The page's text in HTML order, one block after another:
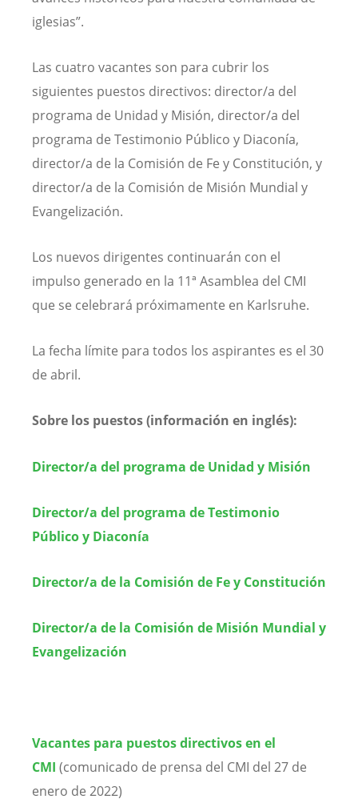
iglesias”.
Las cuatro vacantes son para cubrir los
siguientes puestos directivos: director/a del
programa de Unidad y Misión, director/a del
programa de Testimonio Público y Diaconía,
director/a de la Comisión de Fe y Constitución, y
director/a de la Comisión de Misión Mundial y
Evangelización.
Los nuevos dirigentes continuarán con el
impulso generado en la 11ª Asamblea del CMI
que se celebrará próximamente en Karlsruhe.
La fecha límite para todos los aspirantes es el 30
de abril.
Sobre los puestos (información en inglés):
Director/a del programa de Unidad y Misión
Director/a del programa de Testimonio
Público y Diaconía
Director/a de la Comisión de Fe y Constitución
Director/a de la Comisión de Misión Mundial y
Evangelización
Vacantes para puestos directivos en el
CMI (comunicado de prensa del CMI del 27 de
enero de 2022)